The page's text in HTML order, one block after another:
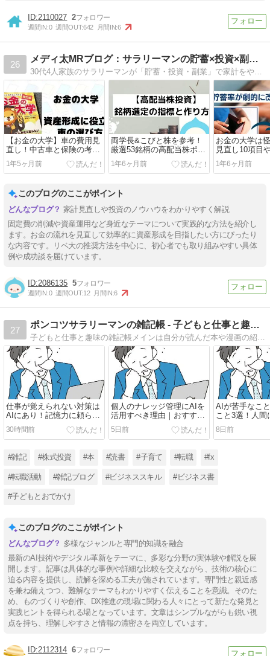
2110027 2
週間IN:0 週間OUT:642 月間IN:6
26
メディ太MRブログ：サラリーマンの貯蓄×投資×副業ノウハウ
30代4人家族のサラリーマンが「貯蓄・投資・副業」で家計をやりくりする経験談を発信しているブログです。お金の知識をUPしたい人におすすめです。
【お金の大学】車の費用見
直し！中古車と保険の考え
方まとめ
1年5ヶ月前
両学長&こびと株を参考！
厳選53銘柄の高配当株ポー
トフォリオと選び方
1年6ヶ月前
お金の大学は
見直し10項目
験談まとめ
1年6ヶ月前
このブログのここがポイント
家計見直しや投資のノウハウをわかりやすく解説
固定費の削減や資産運用など身近なテーマについて実践的な方法を紹介し
ます。お金の流れを見直して効率的に資産形成を目指したい方にぴったり
な内容です。リベ大の推奨方法を中心に、初心者でも取り組みやすい具体
例や成功談を届けています。
2086135 5
週間IN:0 週間OUT:12 月間IN:6
27
ポンコツサラリーマンの雑記帳 - 子どもと仕事と趣味の雑記帳
仕事が覚えられない対策は
AIにあり！記憶力に頼らな
い新しい働き方完全ガイド
30時間前
個人のナレッジ管理にAIを
活用すべき理由｜おすすめ
ツール3選と始め方を徹底
解説
5日前
AIが苦手なこ
こと3選！人間
ない役割と共
底解説
8日前
#雑記 #株式投資 #本 #読書 #子育て #転職 #fx
#転職活動 #雑記ブログ #ビジネススキル #ビジネス書
#子どもとおでかけ
このブログのここがポイント
多様なジャンルと専門的知識を融合
最新のAI技術やデジタル革新をテーマに、多彩な分野の実体験や解説を展
開します。記事は具体的な事例や詳細な比較を交えながら、技術の核心に
迫る内容を提供し、読解を深める工夫が施されています。専門性と親近感
を兼ね備えつつ、難解なテーマもわかりやすく伝えることを意識。そのた
め、ものづくりや創作、DX推進の現場に関わる人々にとって新たな発見と
実践ヒントを得られる場となっています。文章はシンプルながらも鋭い視
点を持ち、理解しやすさと情報の濃密さを両立しています。
2112314 6